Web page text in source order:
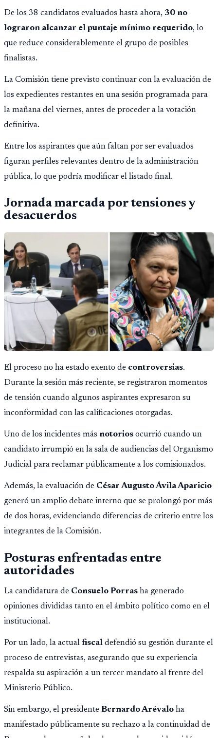
De los 38 candidatos evaluados hasta ahora, 30 no
lograron alcanzar el puntaje mínimo requerido, lo
que reduce considerablemente el grupo de posibles
finalistas.
La Comisión tiene previsto continuar con la evaluación de
los expedientes restantes en una sesión programada para
la mañana del viernes, antes de proceder a la votación
definitiva.
Entre los aspirantes que aún faltan por ser evaluados
figuran perfiles relevantes dentro de la administración
pública, lo que podría modificar el listado final.
Jornada marcada por tensiones y
desacuerdos
El proceso no ha estado exento de controversias.
Durante la sesión más reciente, se registraron momentos
de tensión cuando algunos aspirantes expresaron su
inconformidad con las calificaciones otorgadas.
Uno de los incidentes más notorios ocurrió cuando un
candidato irrumpió en la sala de audiencias del Organismo
Judicial para reclamar públicamente a los comisionados.
Además, la evaluación de César Augusto Ávila Aparicio
generó un amplio debate interno que se prolongó por más
de dos horas, evidenciando diferencias de criterio entre los
integrantes de la Comisión.
Posturas enfrentadas entre
autoridades
La candidatura de Consuelo Porras ha generado
opiniones divididas tanto en el ámbito político como en el
institucional.
Por un lado, la actual fiscal defendió su gestión durante el
proceso de entrevistas, asegurando que su experiencia
respalda su aspiración a un tercer mandato al frente del
Ministerio Público.
Sin embargo, el presidente Bernardo Arévalo ha
manifestado públicamente su rechazo a la continuidad de